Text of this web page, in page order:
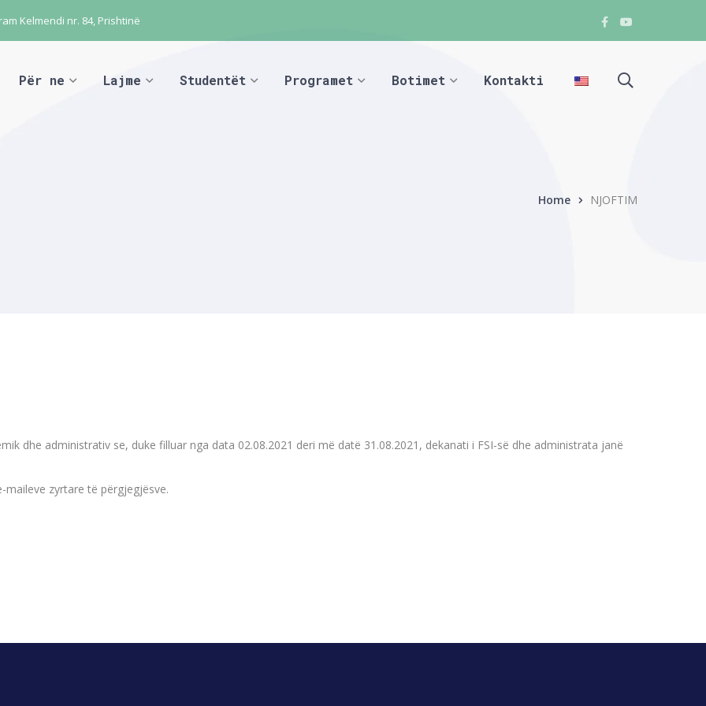
Kelmendi nr. 84, Prishtinë
Facebook
FacebookFacebook
Për ne Lajme Studentët Programet Botimet Kontakti
Home NJOFTIM
dhe administrativ se, duke filluar nga data 02.08.2021 deri më datë 31.08.2021, dekanati i FSI-së dhe administrata janë
zyrtare të përgjegjësve.